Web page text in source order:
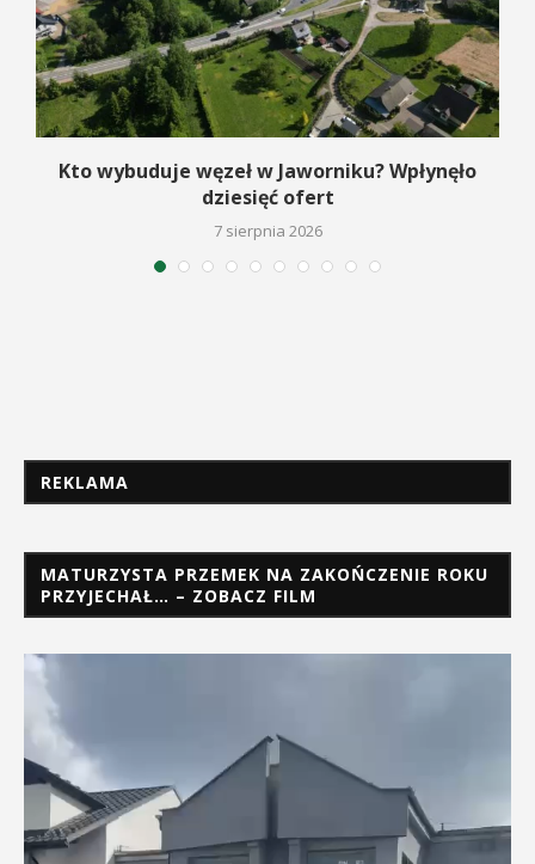
Kto wybuduje węzeł w Jaworniku? Wpłynęło
dziesięć ofert
7 sierpnia 2026
REKLAMA
MATURZYSTA PRZEMEK NA ZAKOŃCZENIE ROKU
PRZYJECHAŁ… – ZOBACZ FILM
Odtwarzacz